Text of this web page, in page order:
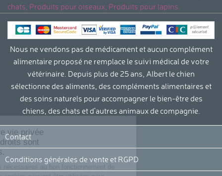
chats, Produits pour oiseaux, Produits pour lapins.
Nous ne vendons pas de médicament et aucun complément
alimentaire proposé ne remplace le suivi médical de votre
vétérinaire. Depuis plus de 25 ans, Albert le chien
sélectionne des aliments, des compléments alimentaires et
des soins naturels pour accompagner le bien-être des
chiens, des chats et d'autres animaux de compagnie.
Contact
Conditions générales de vente et RGPD
de votre vie privée
de vos droits sont
pour nous.
des cookies nécessaires au bon fonctionnement de